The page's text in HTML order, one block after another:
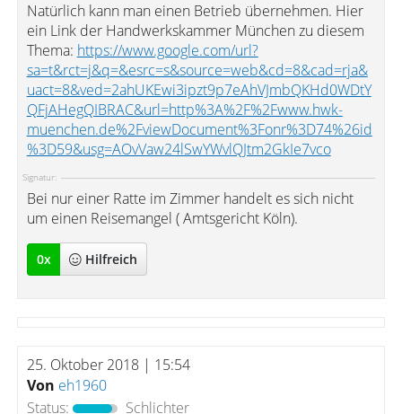
Natürlich kann man einen Betrieb übernehmen. Hier
ein Link der Handwerkskammer München zu diesem
Thema: https://www.google.com/url?
sa=t&rct=j&q=&esrc=s&source=web&cd=8&cad=rja&
uact=8&ved=2ahUKEwi3ipzt9p7eAhVJmbQKHd0WDtY
QFjAHegQIBRAC&url=http%3A%2F%2Fwww.hwk-
muenchen.de%2FviewDocument%3Fonr%3D74%26id
%3D59&usg=AOvVaw24lSwYWvlQJtm2GkIe7vco
Signatur:
Bei nur einer Ratte im Zimmer handelt es sich nicht
um einen Reisemangel ( Amtsgericht Köln).
0x Hilfreich
25. Oktober 2018 | 15:54
Von eh1960
Status:
Schlichter